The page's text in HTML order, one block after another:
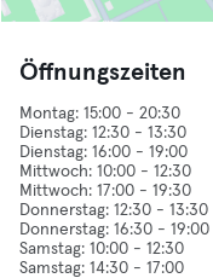
Öffnungszeiten
Montag: 15:00 - 20:30
Dienstag: 12:30 - 13:30
Dienstag: 16:00 - 19:00
Mittwoch: 10:00 - 12:30
Mittwoch: 17:00 - 19:30
Donnerstag: 12:30 - 13:30
Donnerstag: 16:30 - 19:00
Samstag: 10:00 - 12:30
Samstag: 14:30 - 17:00